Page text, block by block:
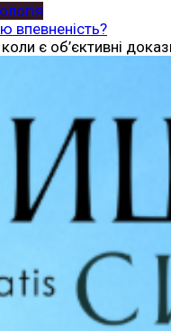
впевненість?
є об’єктивні